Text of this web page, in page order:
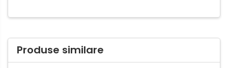
Produse similare